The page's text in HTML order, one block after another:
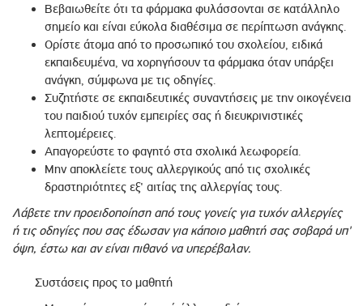
Βεβαιωθείτε ότι τα φάρμακα φυλάσσονται σε κατάλληλο
σημείο και είναι εύκολα διαθέσιμα σε περίπτωση ανάγκης.
Ορίστε άτομα από το προσωπικό του σχολείου, ειδικά
εκπαιδευμένα, να χορηγήσουν τα φάρμακα όταν υπάρξει
ανάγκη, σύμφωνα με τις οδηγίες.
Συζητήστε σε εκπαιδευτικές συναντήσεις με την οικογένεια
του παιδιού τυχόν εμπειρίες σας ή διευκρινιστικές
λεπτομέρειες.
Απαγορεύστε το φαγητό στα σχολικά λεωφορεία.
Μην αποκλείετε τους αλλεργικούς από τις σχολικές
δραστηριότητες εξ' αιτίας της αλλεργίας τους.
Λάβετε την προειδοποίηση από τους γονείς για τυχόν αλλεργίες
ή τις οδηγίες που σας έδωσαν για κάποιο μαθητή σας σοβαρά υπ'
όψη, έστω και αν είναι πιθανό να υπερέβαλαν.
Συστάσεις προς το μαθητή